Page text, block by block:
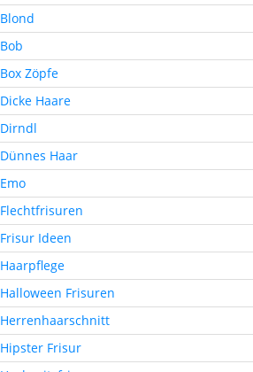
Blond
Bob
Box Zöpfe
Dicke Haare
Dirndl
Dünnes Haar
Emo
Flechtfrisuren
Frisur Ideen
Haarpflege
Halloween Frisuren
Herrenhaarschnitt
Hipster Frisur